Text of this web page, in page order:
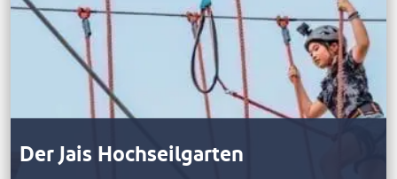
Der Jais Hochseilgarten